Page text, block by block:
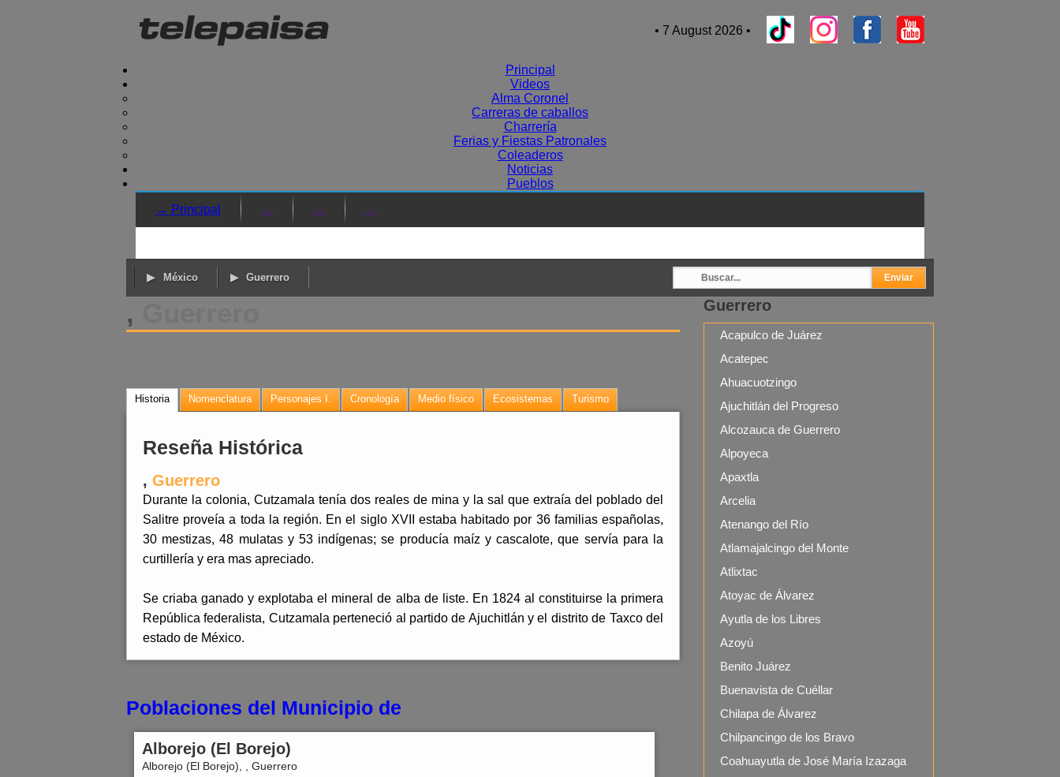
• 7 August 2026 •
Principal
Videos
Alma Coronel
Carreras de caballos
Charrería
Ferias y Fiestas Patronales
Coleaderos
Noticias
Pueblos
→ Principal
→ → →
México Guerrero
,
Historia Nomenclatura Personajes I. Cronología Medio físico Ecosistemas Turismo
Reseña Histórica
, Guerrero
Durante la colonia, Cutzamala tenía dos reales de mina y la sal que extraía del poblado del
Salitre proveía a toda la región. En el siglo XVII estaba habitado por 36 familias españolas,
30 mestizas, 48 mulatas y 53 indígenas; se producía maíz y cascalote, que servía para la
curtillería y era mas apreciado.
Se criaba ganado y explotaba el mineral de alba de liste. En 1824 al constituirse la primera
República federalista, Cutzamala perteneció al partido de Ajuchitlán y el distrito de Taxco del
estado de México.
Poblaciones del Municipio de
Alborejo (El Borejo)
Alborejo (El Borejo), , Guerrero
Guerrero
Acapulco de Juárez
Acatepec
Ahuacuotzingo
Ajuchitlán del Progreso
Alcozauca de Guerrero
Alpoyeca
Apaxtla
Arcelia
Atenango del Río
Atlamajalcingo del Monte
Atlixtac
Atoyac de Álvarez
Ayutla de los Libres
Azoyú
Benito Juárez
Buenavista de Cuéllar
Chilapa de Álvarez
Chilpancingo de los Bravo
Coahuayutla de José María Izazaga